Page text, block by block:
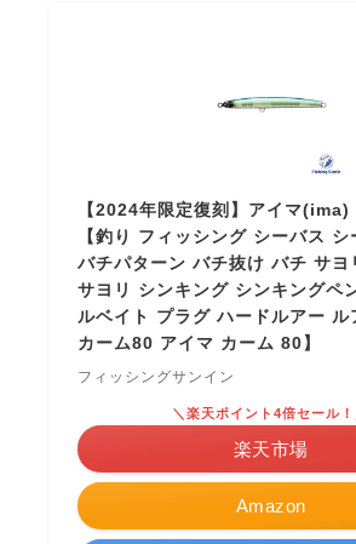
【2024年限定復刻】アイマ
【釣り フィッシング シーバス
バチパターン バチ抜け バチ サヨ
サヨリ シンキング シンキングペ
ルベイト プラグ ハードルアー ル
カーム80 アイマ カーム 80】
フィッシングサンイン
Amazon
＼楽天ポイント4倍セール！
楽天市場